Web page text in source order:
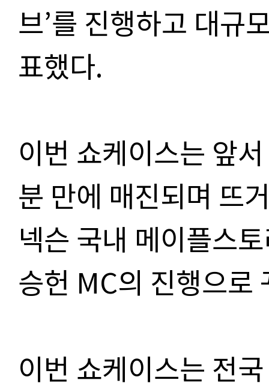
브’를 진행하고 대규
표했다.
이번 쇼케이스는 앞
분 만에 매진되며 뜨
넥슨 국내 메이플스
승헌 MC의 진행으로
이번 쇼케이스는 전